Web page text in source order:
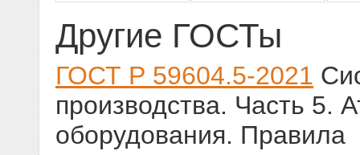
Другие ГОСТы
ГОСТ Р 59604.5-2021
производства. Часть 5.
оборудования. Правила